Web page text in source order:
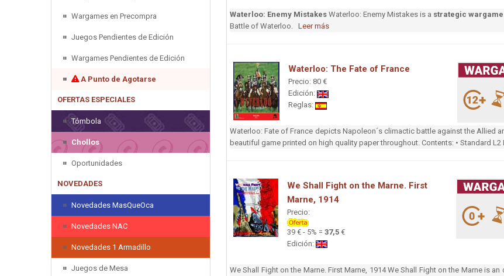
Wargames en Precompra
Juegos Pendientes de Edición
Wargames Pendientes de Edición
A Punto de Agotarse
OFERTAS ESPECIALES
Tómbola
Chollos
Oportunidades
NOVEDADES
Novedades MasQueOca
Novedades NAC
Novedades 1 Armadillo
Juegos de Mesa
Waterloo: Enemy Mistakes Waterloo: Enemy Mistakes is a strategic wargame
Battle of Waterloo. Leer más
Waterloo: The Fate of France
Precio: 80 €
Edición:
Reglas:
Waterloo: Fate of France depicts Napoleon´s climactic battle against the Allied
beautiful game printed on high quality paper throughout. Contents: • Standard L2
We Shall Fight on the Marne. First
Marne, 1914
Precio:
39 € - 5% = 37,5 €
Edición:
We Shall Fight on the Marne. First Marne, 1914 We Shall Fight on the Marne is